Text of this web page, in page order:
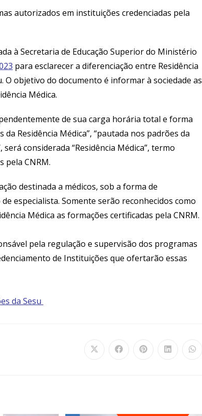
autorizados em instituições credenciadas pela
à Secretaria de Educação Superior do Ministério
para esclarecera diferenciação entre Residência
. O objetivo do documento é informar à sociedade as
Médica.
de sua carga horária total e forma
Residência Médica”, “pautada nos padrões da
considerada “Residência Médica”, termo
pela CNRM.
destinada a médicos, sob a forma de
especialista. Somente serão reconhecidos como
Médica as formações certificadas pela CNRM.
pela regulação e supervisão dos programas
de Instituições que ofertarão essas
da Sesu